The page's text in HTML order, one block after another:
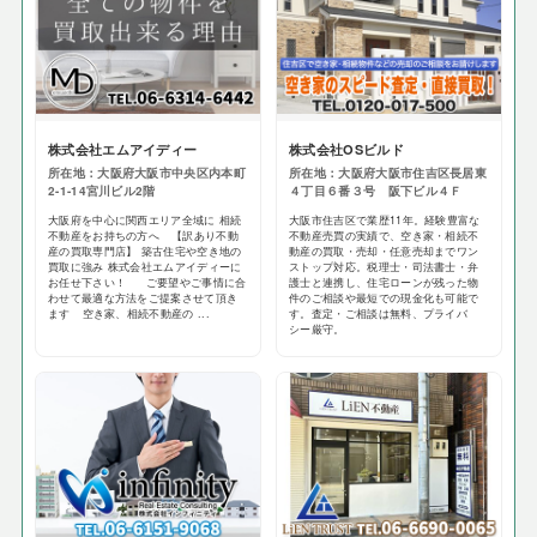
株式会社エムアイディー
所在地：大阪府大阪市中央区内本町
2-1-14宮川ビル2階
大阪府を中心に関西エリア全域に 相続
不動産をお持ちの方へ 【訳あり不動
産の買取専門店】 築古住宅や空き地の
買取に強み 株式会社エムアイディーに
お任せ下さい！ ご要望やご事情に合
わせて最適な方法をご提案させて頂き
ます 空き家、相続不動産の ...
株式会社OSビルド
所在地：大阪府大阪市住吉区長居東
４丁目６番３号 阪下ビル４Ｆ
大阪市住吉区で業歴11年。経験豊富な
不動産売買の実績で、空き家・相続不
動産の買取・売却・任意売却までワン
ストップ対応。税理士・司法書士・弁
護士と連携し、住宅ローンが残った物
件のご相談や最短での現金化も可能で
す。査定・ご相談は無料、プライバ
シー厳守。